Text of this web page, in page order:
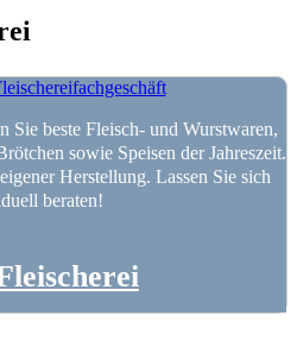
Sie beste Fleisch- und Wurstwaren,
sowie Speisen der Jahreszeit.
Herstellung. Lassen Sie sich
beraten!